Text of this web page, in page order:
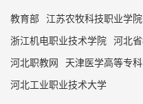
教育部 江苏农牧科技职业学院
浙江机电职业技术学院 河北
河北职教网 天津医学高等专
河北工业职业技术大学